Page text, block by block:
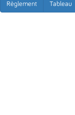
Règlement Tableau